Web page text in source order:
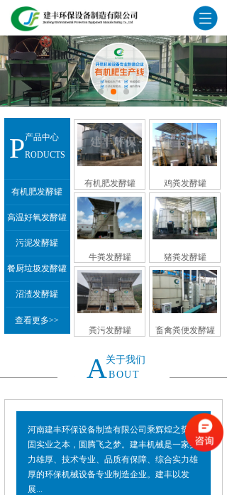
产品中心
PRODUCTS
有机肥发酵罐
高温好氧发酵罐
污泥发酵罐
餐厨垃圾发酵罐
沼渣发酵罐
查看更多>>
有机肥发酵罐 鸡粪发酵罐
牛粪发酵罐 猪粪发酵罐
粪污发酵罐 畜禽粪便发酵罐
关于我们
ABOUT
河南建丰环保设备制造有限公司乘辉煌之势，
固实业之本，圆腾飞之梦。建丰机械是一家实
力雄厚、技术专业、品质有保障、综合实力雄
厚的环保机械设备专业制造企业。建丰以发
展...